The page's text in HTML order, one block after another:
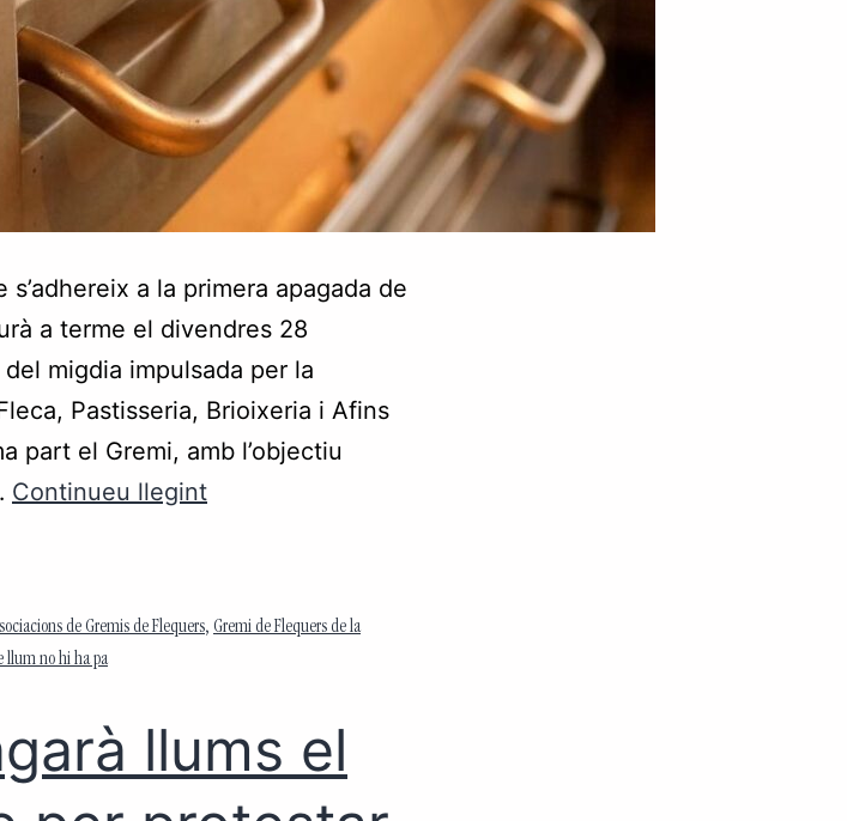
a la primera apagada de
a terme el divendres 28
del migdia impulsada per la
Pastisseria, Brioixeria i Afins
part el Gremi, amb l’objectiu
Continueu llegint
de Gremis de Flequers, Gremi de Flequers de la
llum no hi ha pa
llums el